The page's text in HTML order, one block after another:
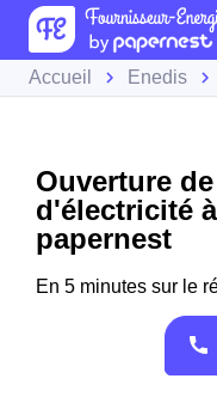
Accueil Enedis